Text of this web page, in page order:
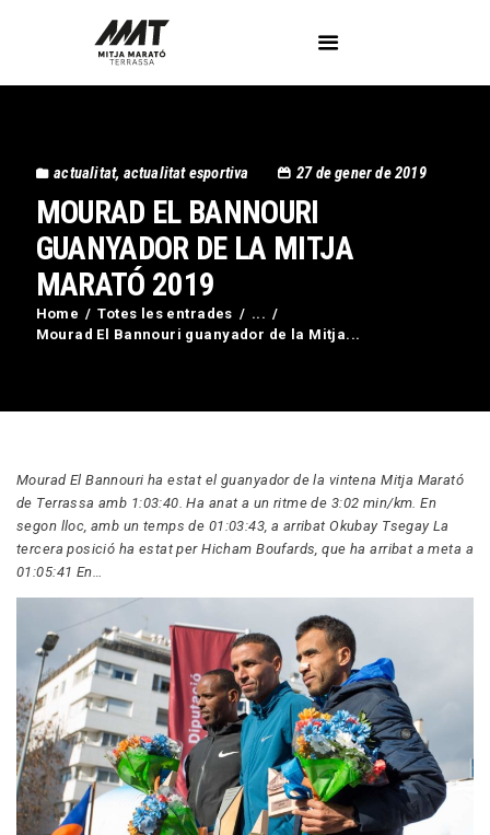
actualitat, actualitat esportiva 27 de gener de 2019
MOURAD EL BANNOURI
GUANYADOR DE LA MITJA
MARATÓ 2019
Home Totes les entrades
...
Mourad El Bannouri guanyador de la Mitja...
Voluntaris
Circuit Activa’t
Imatges
Curses
Blog
Contactar
Mourad El Bannouri ha estat el guanyador de la vintena Mitja Marató
de Terrassa amb 1:03:40. Ha anat a un ritme de 3:02 min/km. En
segon lloc, amb un temps de 01:03:43, a arribat Okubay Tsegay La
tercera posició ha estat per Hicham Boufards, que ha arribat a meta a
01:05:41 En…